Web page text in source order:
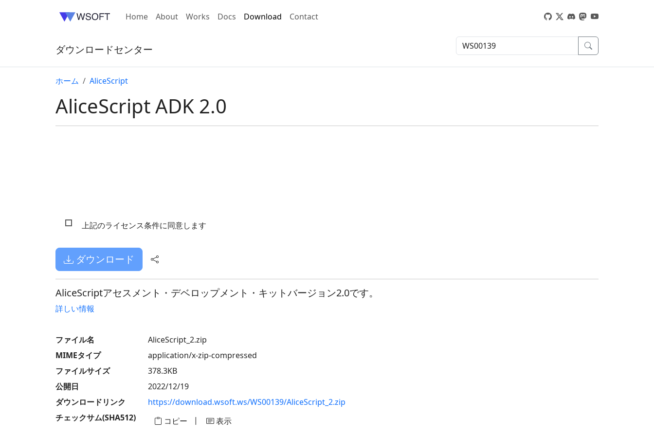
Home About Works Docs Download Contact
ダウンロードセンター
ホーム AliceScript
AliceScript ADK 2.0
上記のライセンス条件に同意します
ダウンロード
AliceScriptアセスメント・デベロップメント・キットバージョン2.0です。
詳しい情報
ファイル名
AliceScript_2.zip
MIMEタイプ
application/x-zip-compressed
ファイルサイズ
378.3KB
公開日
2022/12/19
ダウンロードリンク
https://download.wsoft.ws/WS00139/AliceScript_2.zip
チェックサム(SHA512)
コピー |
表示